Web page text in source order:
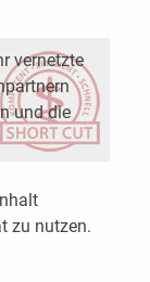
vernetzte
und die
zu nutzen.